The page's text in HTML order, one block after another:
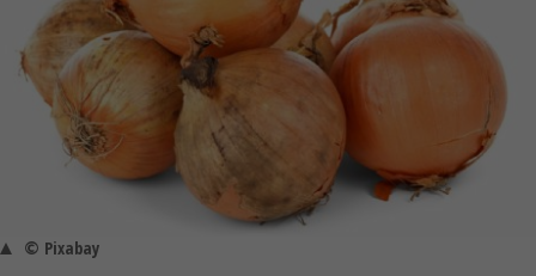
© Pixabay